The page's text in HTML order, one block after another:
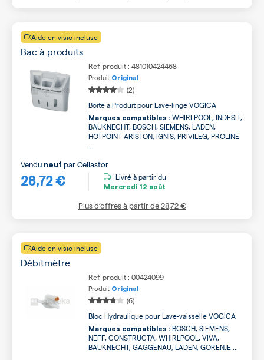
Aide en visio incluse
Bac à produits
Ref. produit : 481010424468
Produit Original
(2)
Boite a Produit pour Lave-linge VOGICA
Marques compatibles : WHIRLPOOL, INDESIT,
BAUKNECHT, BOSCH, SIEMENS, LADEN,
HOTPOINT ARISTON, IGNIS, PRIVILEG, PROLINE
28,72 €
Vendu neuf parCellastor
Livré à partir du
Mercredi 12 août
Plus d’offres à partir de28,72 €
Aide en visio incluse
Débitmètre
Ref. produit : 00424099
Produit Original
(6)
Bloc Hydraulique pour Lave-vaisselle VOGICA
Marques compatibles : BOSCH, SIEMENS,
NEFF, CONSTRUCTA, WHIRLPOOL, VIVA,
BAUKNECHT, GAGGENAU, LADEN, GORENJE ...